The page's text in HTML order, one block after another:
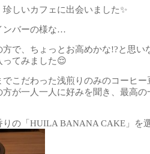
しいカフェに出会いました✨
ンバーの様な…
で、ちょっとお高めかな!?と思い
ってみました😌
こだわった浅煎りのみのコーヒー
が一人一人に好みを聞き、最高の
の「HUILA BANANA CAKE」を